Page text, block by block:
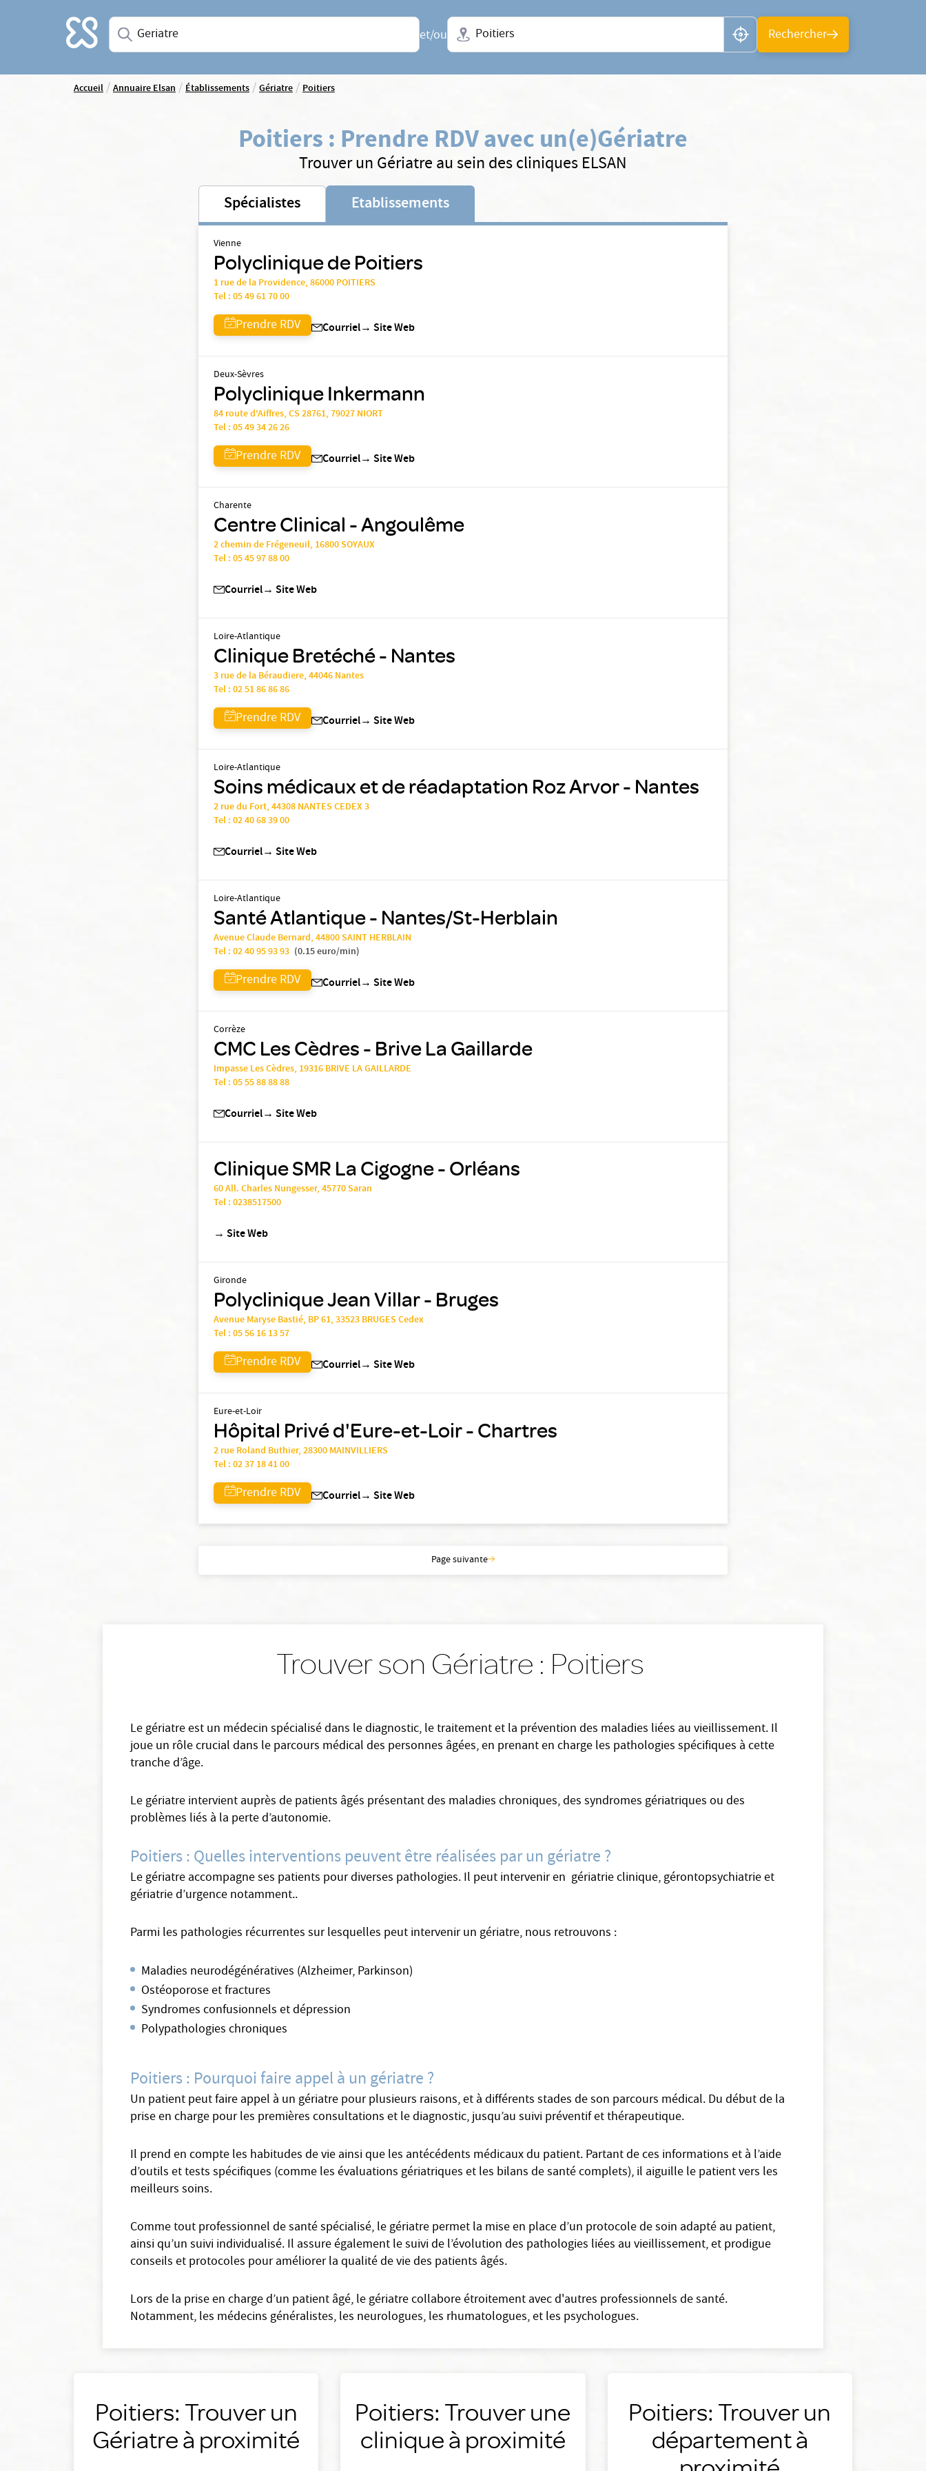
Accueil Saisissez une spécialité ou un service
et/ou
Ville + N° de département, région ou CP
Rechercher
Accueil/Annuaire Elsan/Établissements/Gériatre/Poitiers
Poitiers : Prendre RDV avec un(e)Gériatre
Trouver un Gériatre au sein des cliniques ELSAN
Spécialistes Etablissements
Vienne
Polyclinique de Poitiers
1 rue de la Providence, 86000 POITIERS
Tel :05 49 61 70 00
Prendre RDV Courriel→ Site Web
Deux-Sèvres
Polyclinique Inkermann
84 route d'Aiffres, CS 28761, 79027 NIORT
Tel :05 49 34 26 26
Prendre RDV Courriel→ Site Web
Charente
Centre Clinical - Angoulême
2 chemin de Frégeneuil, 16800 SOYAUX
Tel :05 45 97 88 00
Courriel→ Site Web
Loire-Atlantique
Clinique Bretéché - Nantes
3 rue de la Béraudiere, 44046 Nantes
Tel :02 51 86 86 86
Prendre RDV Courriel→ Site Web
Loire-Atlantique
Soins médicaux et de réadaptation Roz Arvor - Nantes
2 rue du Fort, 44308 NANTES CEDEX 3
Tel :02 40 68 39 00
Courriel→ Site Web
Loire-Atlantique
Santé Atlantique - Nantes/St-Herblain
Avenue Claude Bernard, 44800 SAINT HERBLAIN
Tel :02 40 95 93 93 (0.15 euro/min)
Prendre RDV Courriel→ Site Web
Corrèze
CMC Les Cèdres - Brive La Gaillarde
Impasse Les Cèdres, 19316 BRIVE LA GAILLARDE
Tel :05 55 88 88 88
Courriel→ Site Web
Clinique SMR La Cigogne - Orléans
60 All. Charles Nungesser, 45770 Saran
Tel :0238517500
→ Site Web
Gironde
Polyclinique Jean Villar - Bruges
Avenue Maryse Bastié, BP 61, 33523 BRUGES Cedex
Tel :05 56 16 13 57
Prendre RDV Courriel→ Site Web
Eure-et-Loir
Hôpital Privé d'Eure-et-Loir - Chartres
2 rue Roland Buthier, 28300 MAINVILLIERS
Tel :02 37 18 41 00
Prendre RDV Courriel→ Site Web
Page suivante
Trouver son Gériatre : Poitiers
Le gériatre est un médecin spécialisé dans le diagnostic, le traitement et la prévention des maladies liées au vieillissement. Il
joue un rôle crucial dans le parcours médical des personnes âgées, en prenant en charge les pathologies spécifiques à cette
tranche d’âge.
Le gériatre intervient auprès de patients âgés présentant des maladies chroniques, des syndromes gériatriques ou des
problèmes liés à la perte d’autonomie.
Poitiers : Quelles interventions peuvent être réalisées par un gériatre ?
Le gériatre accompagne ses patients pour diverses pathologies. Il peut intervenir en gériatrie clinique, gérontopsychiatrie et
gériatrie d’urgence notamment..
Parmi les pathologies récurrentes sur lesquelles peut intervenir un gériatre, nous retrouvons :
Maladies neurodégénératives (Alzheimer, Parkinson)
Ostéoporose et fractures
Syndromes confusionnels et dépression
Polypathologies chroniques
Poitiers : Pourquoi faire appel à un gériatre ?
Un patient peut faire appel à un gériatre pour plusieurs raisons, et à différents stades de son parcours médical. Du début de la
prise en charge pour les premières consultations et le diagnostic, jusqu’au suivi préventif et thérapeutique.
Il prend en compte les habitudes de vie ainsi que les antécédents médicaux du patient. Partant de ces informations et à l’aide
d’outils et tests spécifiques (comme les évaluations gériatriques et les bilans de santé complets), il aiguille le patient vers les
meilleurs soins.
Comme tout professionnel de santé spécialisé, le gériatre permet la mise en place d’un protocole de soin adapté au patient,
ainsi qu’un suivi individualisé. Il assure également le suivi de l’évolution des pathologies liées au vieillissement, et prodigue
conseils et protocoles pour améliorer la qualité de vie des patients âgés.
Lors de la prise en charge d’un patient âgé, le gériatre collabore étroitement avec d'autres professionnels de santé.
Notamment, les médecins généralistes, les neurologues, les rhumatologues, et les psychologues.
Poitiers: Trouver un
Gériatre à proximité
Poitiers: Trouver une
clinique à proximité
Poitiers: Trouver un
département à